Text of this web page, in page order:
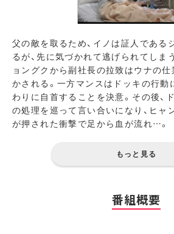
父の敵を取るため、イノは証人である
るが、先に気づかれて逃げられてしま
ョングクから副社長の拉致はウナの
かされる。一方マンスはドッキの行動
わりに自首することを決意。その後、
の処理を巡って言い合いになり、ヒャ
が押された衝撃で足から血が流れ…。
もっと見る
番組概要